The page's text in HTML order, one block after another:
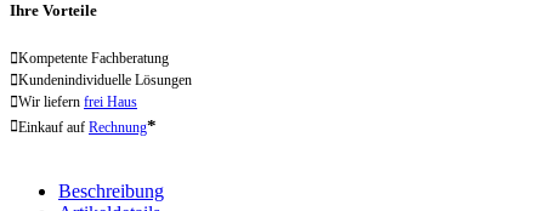
Ihre Vorteile
Kompetente Fachberatung
Kundenindividuelle Lösungen
Wir liefern frei Haus
Einkauf auf Rechnung*
Beschreibung